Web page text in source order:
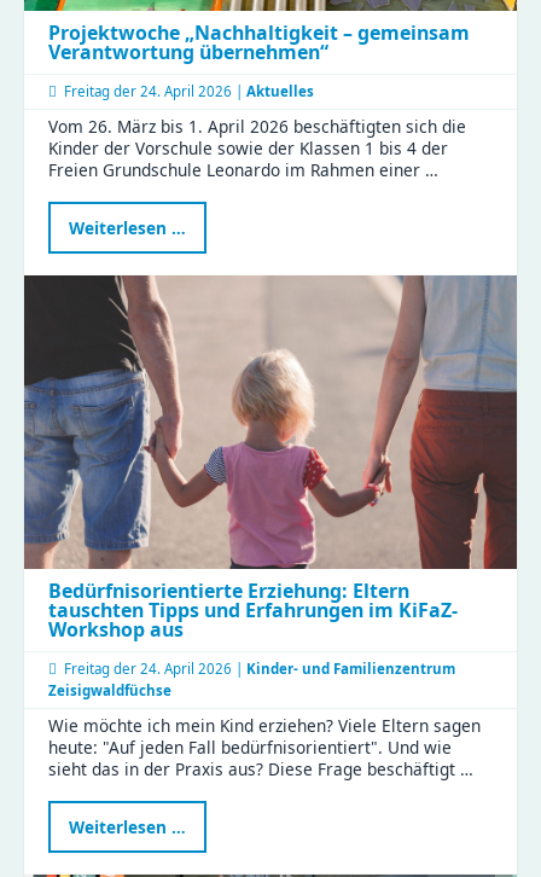
Projektwoche „Nachhaltigkeit – gemeinsam
Verantwortung übernehmen“
Freitag der 24. April 2026 | Aktuelles
Vom 26. März bis 1. April 2026 beschäftigten sich die
Kinder der Vorschule sowie der Klassen 1 bis 4 der
Freien Grundschule Leonardo im Rahmen einer …
Weiterlesen …
„Nachhaltigkeit
–
Bedürfnisorientierte Erziehung: Eltern
tauschten Tipps und Erfahrungen im KiFaZ-
Workshop aus
Freitag der 24. April 2026 | Kinder- und Familienzentrum
Zeisigwaldfüchse
Wie möchte ich mein Kind erziehen? Viele Eltern sagen
heute: "Auf jeden Fall bedürfnisorientiert". Und wie
sieht das in der Praxis aus? Diese Frage beschäftigt …
Weiterlesen …
Erziehung: